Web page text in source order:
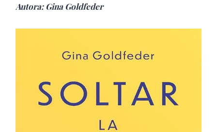
Autora: Gina Goldfeder